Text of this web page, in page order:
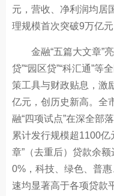
元，营收、净利润均居
理规模首次突破9万亿
金融“五篇大文章”亮
贷”“园区贷”“科汇通”
策工具与财政贴息，激
亿元，创历史新高。全
融“四项试点”在深全部
累计发行规模超1100亿
章”（去重后）贷款余
0%，科技、绿色、普
速均显著高于各项贷款